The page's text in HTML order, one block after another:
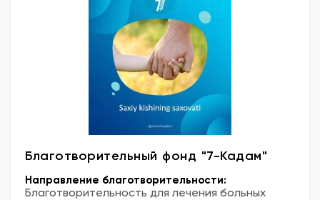
Благотворительный фонд "7-Кадам"
Направление благотворительности:
Благотворительность для лечения больных